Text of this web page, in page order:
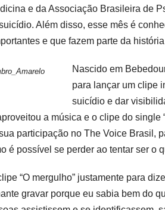
e da Associação Brasileira de
Além disso, esse mês é
e que fazem parte da
Nascido em
para lançar um clipe
suicídio e dar
a música e o clipe do
participação no The Voice Brasil,
é possível se perder ao tentar ser o
“O mergulho” justamente para
gravar porque eu sabia bem do